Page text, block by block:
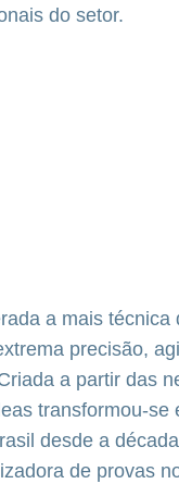
do setor.
a mais
precisão,
a partir das
transformou-se
desde a
de provas